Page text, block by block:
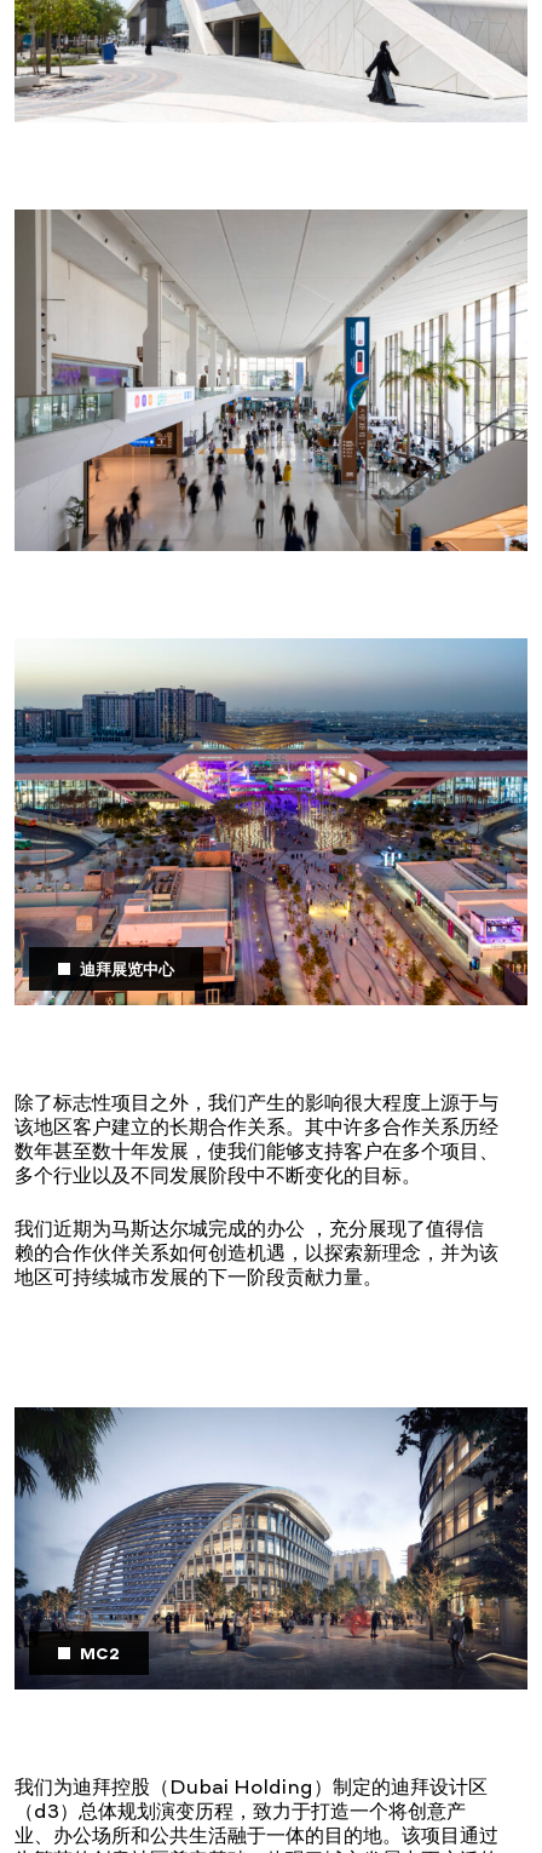
迪拜展览中心
除了标志性项目之外，我们产生的影响很大程度上源于与
该地区客户建立的长期合作关系。其中许多合作关系历经
数年甚至数十年发展，使我们能够支持客户在多个项目、
多个行业以及不同发展阶段中不断变化的目标。
我们近期为马斯达尔城完成的办公 ，充分展现了值得信
赖的合作伙伴关系如何创造机遇，以探索新理念，并为该
地区可持续城市发展的下一阶段贡献力量。
MC2
我们为迪拜控股（Dubai Holding）制定的迪拜设计区
（d3）总体规划演变历程，致力于打造一个将创意产
业、办公场所和公共生活融于一体的目的地。该项目通过